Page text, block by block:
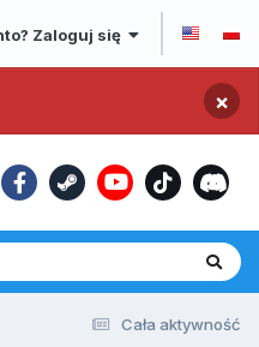
Zaloguj się
×
Cała aktywność